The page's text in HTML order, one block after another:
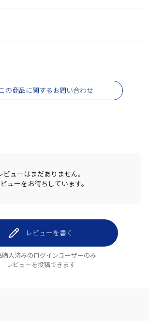
この商品に関するお問い合わせ
ビューはまだありません。
ビューをお待ちしています。
レビューを書く
購入済みのログインユーザーのみ
レビューを投稿できます